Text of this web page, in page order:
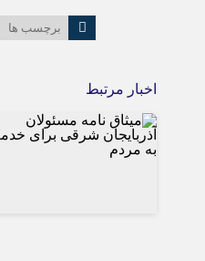
برچسب ها
اخبار مرتبط